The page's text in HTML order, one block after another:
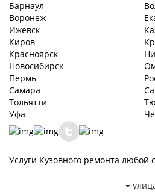
Барнаул
Воронеж
Ижевск
Киров
Красноярск
Новосибирск
Пермь
Самара
Тольятти
Уфа
Услуги Кузовного ремонта любой